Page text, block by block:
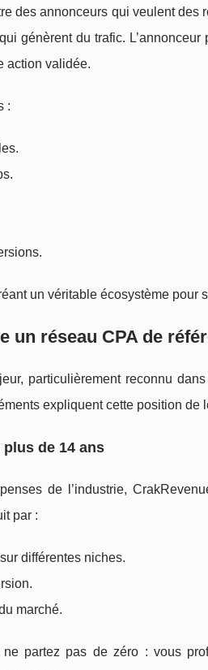
des annonceurs qui veulent des
génèrent du trafic. L’annonceur
action validée.
:
un véritable écosystème pour
un réseau CPA de
particulièrement reconnu
expliquent cette position de
de 14 ans
de l’industrie,
par :
différentes niches.
marché.
partez pas de zéro : vous